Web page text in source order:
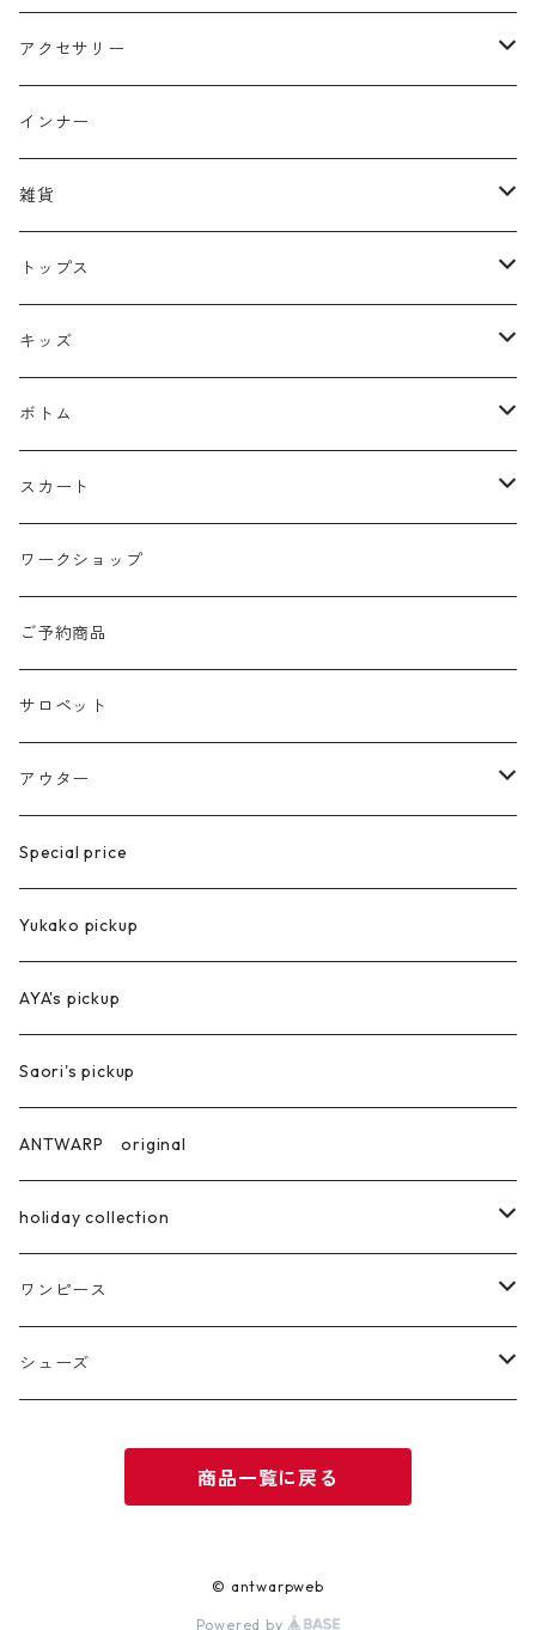
アクセサリー
ヘッドアクセサリー
リング
イヤーカフ
ピアス
ネックレス
silver925
ブレスレット
サージカルstainless
eyewear
ステンレス製
グラスチェーン
インナー
雑貨
バッグ
キャップ
マフラー
ストラップ
くつ下
ポーチ
ニット帽子
メガネ
スカーフ
トップス
ニット
トレーナー
カットソー
ブラウス
カーディガン
キッズ
トップス
ボトム
パンツ
デニムパンツ
スカート
ロング丈
ニー丈
ワークショップ
ご予約商品
サロペット
アウター
ベスト
コート
ジャケット
Special price
Yukako pickup
AYA's pickup
Saori's pickup
ANTWARP original
holiday collection
ring
pierce
ワンピース
ロング丈
シューズ
商品一覧に戻る
© antwarpweb
Powered by